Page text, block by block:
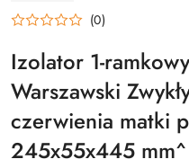
ŚLUSARSKI (0)
Izolator 1-
Warszawski
czerwienia matki
245x55x445 mm^